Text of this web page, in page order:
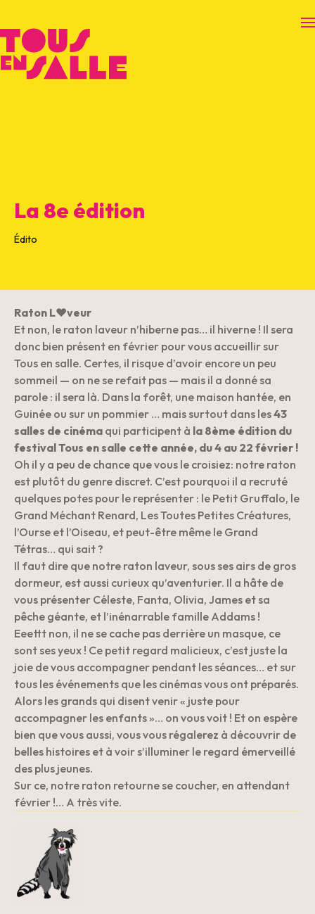
La 8e édition
Édito
Raton L❤veur
Et non, le raton laveur n’hiberne pas… il hiverne ! Il sera
donc bien présent en février pour vous accueillir sur
Tous en salle. Certes, il risque d’avoir encore un peu
sommeil — on ne se refait pas — mais il a donné sa
parole : il sera là. Dans la forêt, une maison hantée, en
Guinée ou sur un pommier … mais surtout dans les43
salles de cinéma qui participent à la 8ème édition du
festival Tous en salle cette année, du 4 au 22 février !
Oh il y a peu de chance que vous le croisiez: notre raton
est plutôt du genre discret. C’est pourquoi il a recruté
quelques potes pour le représenter : le Petit Gruffalo, le
Grand Méchant Renard, Les Toutes Petites Créatures,
l’Ourse et l’Oiseau, et peut-être même le Grand
Tétras… qui sait ?
Il faut dire que notre raton laveur, sous ses airs de gros
dormeur, est aussi curieux qu’aventurier. Il a hâte de
vous présenter Céleste, Fanta, Olivia, James et sa
pêche géante, et l’inénarrable famille Addams !
Eeettt non, il ne se cache pas derrière un masque, ce
sont ses yeux ! Ce petit regard malicieux, c’est juste la
joie de vous accompagner pendant les séances… et sur
tous les événements que les cinémas vous ont préparés.
Alors les grands qui disent venir « juste pour
accompagner les enfants »… on vous voit ! Et on espère
bien que vous aussi, vous vous régalerez à découvrir de
belles histoires et à voir s’illuminer le regard émerveillé
des plus jeunes.
Sur ce, notre raton retourne se coucher, en attendant
février !… A très vite.